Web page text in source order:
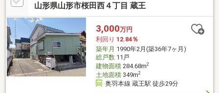
山形県山形市桜田西４丁目 蔵王
3,000万円
利回り 12.84％
築年月 1990年2月(築36年7ヶ月)
総戸数11戸
建物面積284.68m2
土地面積349m2
奥羽本線 蔵王駅 徒歩29分